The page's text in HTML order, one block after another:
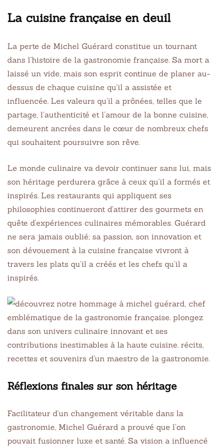
La cuisine française en deuil
La perte de Michel Guérard constitue un tournant
dans l’histoire de la gastronomie française. Sa mort a
laissé un vide, mais son esprit continue de planer au-
dessus de chaque cuisine qu’il a assistée et
influencée. Les valeurs qu’il a prônées, telles que le
partage, l’authenticité et l’amour de la bonne cuisine,
demeurent ancrées dans le cœur de nombreux chefs
qui souhaitent poursuivre son rêve.
Le monde culinaire va devoir continuer sans lui, mais
son héritage perdurera grâce à ceux qu’il a formés et
inspirés. Les restaurants qui appliquent ses
philosophies continueront d’attirer des gourmets en
quête d’expériences culinaires mémorables. Guérard
ne sera jamais oublié; sa passion, son innovation et
son dévouement à la cuisine française vivront à
travers les plats qu’il a créés et les chefs qu’il a
inspirés.
Réflexions finales sur son héritage
Facilitateur d’un changement véritable dans la
gastronomie, Michel Guérard a prouvé que l’on
pouvait fusionner luxe et santé. Sa vision a influencé